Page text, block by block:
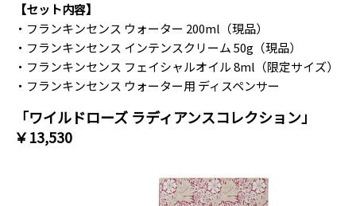
【セット内容】
・フランキンセンス ウォーター 200ml（現品）
・フランキンセンス インテンスクリーム 50g（現品）
・フランキンセンス フェイシャルオイル 8ml（限定サイズ）
・フランキンセンス ウォーター用 ディスペンサー
「ワイルドローズ ラディアンスコレクション」
￥13,530